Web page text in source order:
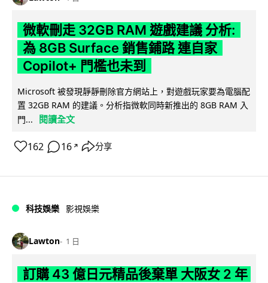
微軟刪走 32GB RAM 遊戲建議 分析:
為 8GB Surface 銷售鋪路 連自家
Copilot+ 門檻也未到
Microsoft 被發現靜靜刪除官方網站上，對遊戲玩家要為電腦配
置 32GB RAM 的建議。分析指微軟同時新推出的 8GB RAM 入
門...
閱讀全文
162 16 ↗ 分享
科技娛樂 影視娛樂
Lawton 1 日
訂購 43 億日元精品後棄單 大阪女 2 年